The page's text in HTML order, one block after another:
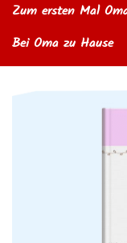
Zum ersten Mal
Bei Oma zu Hause